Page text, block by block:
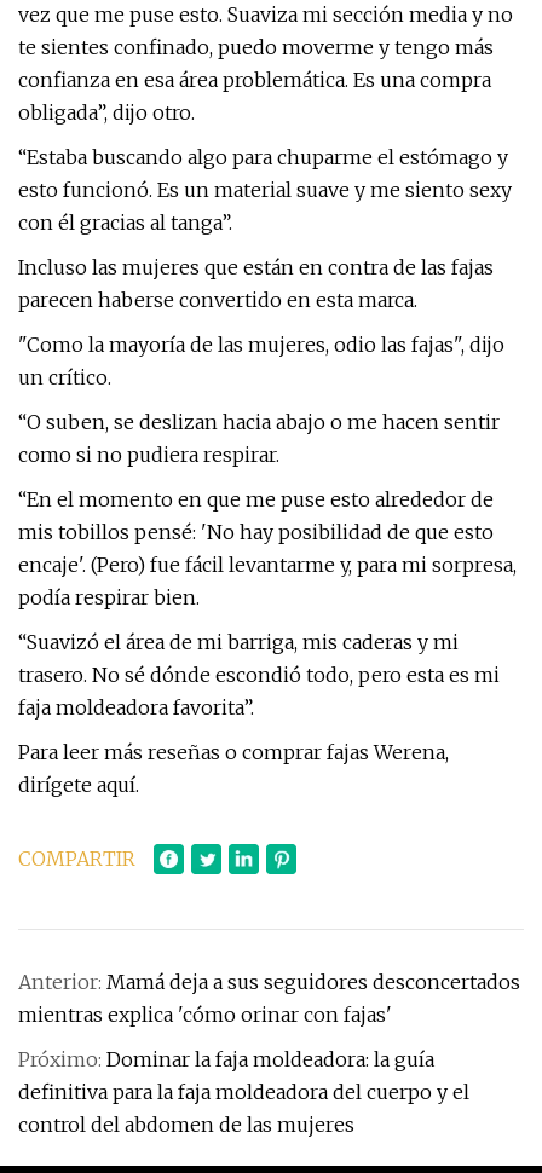
vez que me puse esto. Suaviza mi sección media y no
te sientes confinado, puedo moverme y tengo más
confianza en esa área problemática. Es una compra
obligada”, dijo otro.
“Estaba buscando algo para chuparme el estómago y
esto funcionó. Es un material suave y me siento sexy
con él gracias al tanga”.
Incluso las mujeres que están en contra de las fajas
parecen haberse convertido en esta marca.
"Como la mayoría de las mujeres, odio las fajas", dijo
un crítico.
“O suben, se deslizan hacia abajo o me hacen sentir
como si no pudiera respirar.
“En el momento en que me puse esto alrededor de
mis tobillos pensé: 'No hay posibilidad de que esto
encaje'. (Pero) fue fácil levantarme y, para mi sorpresa,
podía respirar bien.
“Suavizó el área de mi barriga, mis caderas y mi
trasero. No sé dónde escondió todo, pero esta es mi
faja moldeadora favorita”.
Para leer más reseñas o comprar fajas Werena,
dirígete aquí.
COMPARTIR
Anterior: Mamá deja a sus seguidores desconcertados
mientras explica 'cómo orinar con fajas'
Próximo: Dominar la faja moldeadora: la guía
definitiva para la faja moldeadora del cuerpo y el
control del abdomen de las mujeres